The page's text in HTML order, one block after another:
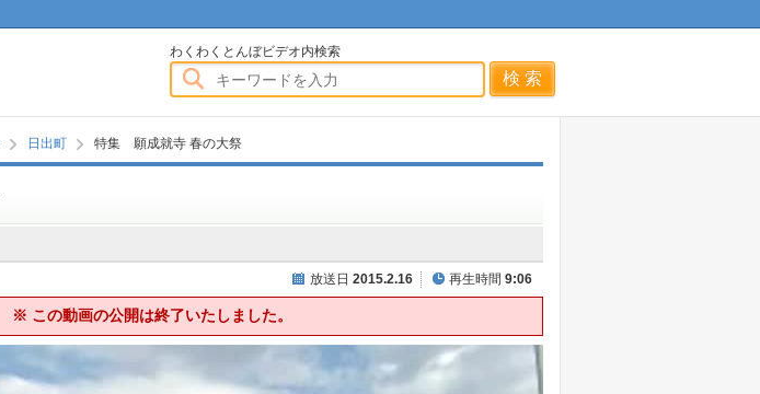
わくわくとんぼビデオわくわくとんぼビデオ内検索
日出町 特集 願成就寺 春の大祭
放送日 2015.2.16 再生時間 9:06
※ この動画の公開は終了いたしました。